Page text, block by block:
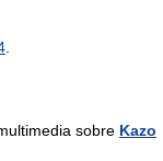
sobre Kazo